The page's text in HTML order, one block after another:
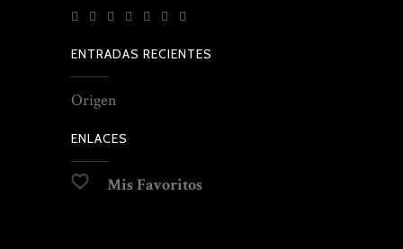
ENTRADAS RECIENTES
Origen
ENLACES
Mis Favoritos